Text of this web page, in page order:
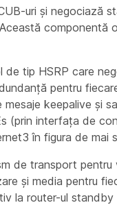
uri și negociază
componentă
de tip HSRP care
pentru
mesaje keepalive și
(prin interfața de
în figura de mai
de transport pentru
și media pentru
la router-ul